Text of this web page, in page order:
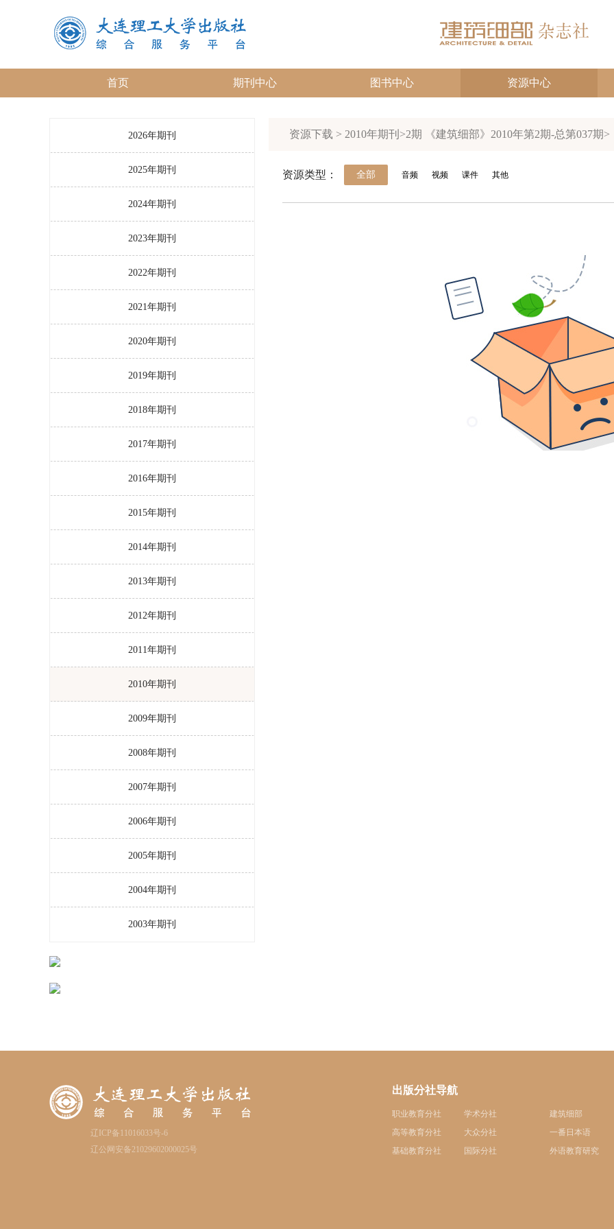
首页 期刊中心 图书中心 资源中心
2026年期刊
2025年期刊
2024年期刊
2023年期刊
2022年期刊
2021年期刊
2020年期刊
2019年期刊
2018年期刊
2017年期刊
2016年期刊
2015年期刊
2014年期刊
2013年期刊
2012年期刊
2011年期刊
2010年期刊
2009年期刊
2008年期刊
2007年期刊
2006年期刊
2005年期刊
2004年期刊
2003年期刊
资源下载 > 2010年期刊>2期 《建筑细部》2010年第2期-总第037期>
资源类型： 全部 音频 视频 课件 其他
辽ICP备11016033号-6
辽公网安备21029602000025号
出版分社导航
职业教育分社
学术分社
高等教育分社
大众分社
基础教育分社
国际分社
建筑细部
一番日本语
外语教育研究